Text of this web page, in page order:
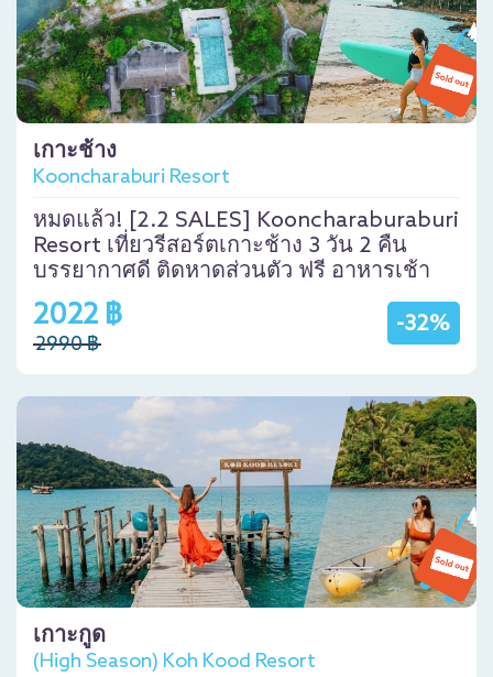
เกาะช้าง
Kooncharaburi Resort
หมดแล้ว! [2.2 SALES] Kooncharaburaburi
Resort เที่ยวรีสอร์ตเกาะช้าง 3 วัน 2 คืน
บรรยากาศดี ติดหาดส่วนตัว ฟรี อาหารเช้า
-32%
2022 ฿
2990 ฿
เกาะกูด
(High Season) Koh Kood Resort